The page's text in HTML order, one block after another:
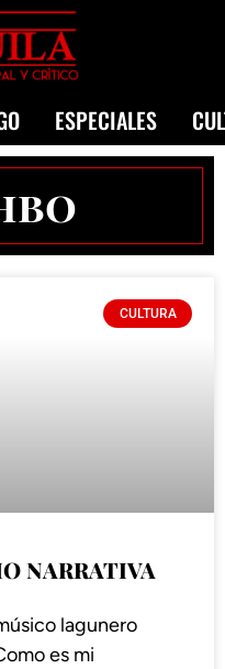
ESPECIALES
CULTURA
NARRATIVA
lagunero
es mi